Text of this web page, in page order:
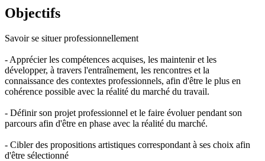
Objectifs
Savoir se situer professionnellement
- Apprécier les compétences acquises, les maintenir et les
développer, à travers l'entraînement, les rencontres et la
connaissance des contextes professionnels, afin d'être le plus en
cohérence possible avec la réalité du marché du travail.
- Définir son projet professionnel et le faire évoluer pendant son
parcours afin d'être en phase avec la réalité du marché.
- Cibler des propositions artistiques correspondant à ses choix afin
d'être sélectionné